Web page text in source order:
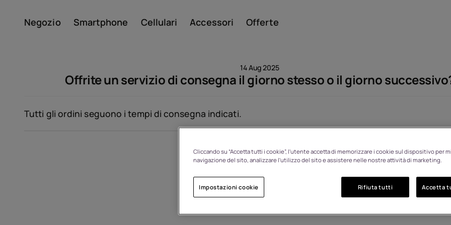
Negozio Smartphone Cellulari Accessori Offerte
Riciclo dei dispositivi
14 Aug 2025
Offrite un servizio di consegna il giorno stesso o il giorno
Tutti gli ordini seguono i tempi di consegna indicati.
Visualizzato: 1518
Cliccando su “Accetta tutti i cookie”, l'utente accetta di memorizzare i cookie sul dispositivo per
navigazione del sito, analizzare l'utilizzo del sito e assistere nelle nostre attività di marketing.
Impostazioni cookie Rifiuta tutti Accetta